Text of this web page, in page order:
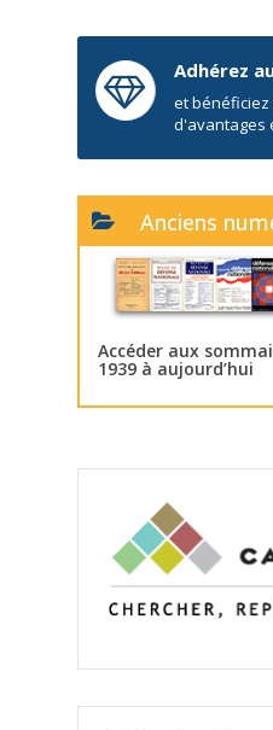
Adhérez
et
d'avantages
Anciens
Accéder aux
1939 à aujourd’hui